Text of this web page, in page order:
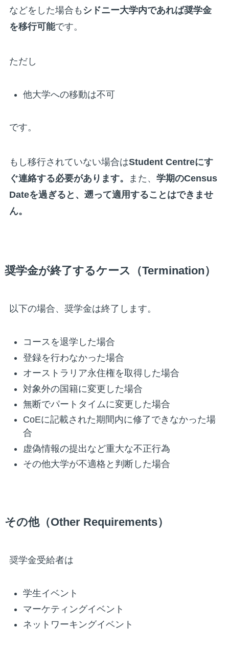
などをした場合も シドニー大学内であれば奨学金
を移行可能です。
ただし
他大学への移動は不可
です。
もし移行されていない場合はStudent Centreにす
ぐ連絡する必要があります。
また、 学期のCensus
Dateを過ぎると、遡って適用することはできませ
ん。
奨学金が終了するケース（Termination）
以下の場合、奨学金は終了します。
コースを退学した場合
登録を行わなかった場合
オーストラリア永住権を取得した場合
対象外の国籍に変更した場合
無断でパートタイムに変更した場合
CoEに記載された期間内に修了できなかった場
合
虚偽情報の提出など重大な不正行為
その他大学が不適格と判断した場合
その他（Other Requirements）
奨学金受給者は
学生イベント
マーケティングイベント
ネットワーキングイベント